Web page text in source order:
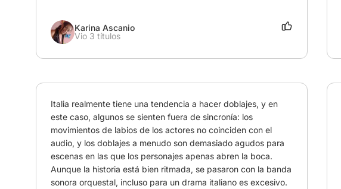
Karina Ascanio
Vio 3 títulos
Italia realmente tiene una tendencia a hacer doblajes, y en
este caso, algunos se sienten fuera de sincronía: los
movimientos de labios de los actores no coinciden con el
audio, y los doblajes a menudo son demasiado agudos para
escenas en las que los personajes apenas abren la boca.
Aunque la historia está bien ritmada, se pasaron con la banda
sonora orquestal, incluso para un drama italiano es excesivo.